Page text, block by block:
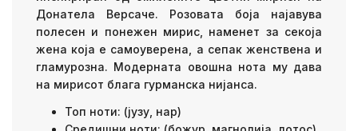
Донатела Версаче. Розовата боја најавува
полесен и понежен мирис, наменет за секоја
жена која е самоуверена, а сепак женствена и
гламурозна. Модерната овошна нота му дава
на мирисот блага гурманска нијанса.
Топ ноти: (јузу, нар)